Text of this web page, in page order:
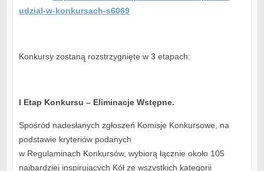
udzial-w-konkursach-s6069
Konkursy zostaną rozstrzygnięte w 3 etapach:
I Etap Konkursu – Eliminacje Wstępne.
Spośród nadesłanych zgłoszeń Komisje Konkursowe, na
podstawie kryteriów podanych
w Regulaminach Konkursów, wybiorą łącznie około 105
najbardziej inspirujących Kół ze wszystkich kategorii